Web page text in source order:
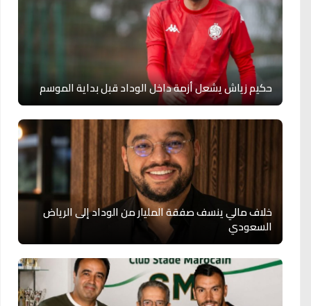
حكيم زياش يشعل أزمة داخل الوداد قبل بداية الموسم
خلاف مالي ينسف صفقة المليار من الوداد إلى الرياض
السعودي